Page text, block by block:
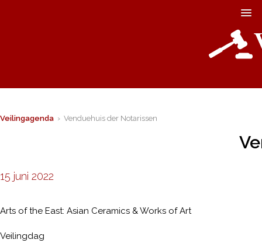
Veilingagenda › Venduehuis der Notarissen
15 juni 2022
Arts of the East: Asian Ceramics & Works of Art
Veilingdag